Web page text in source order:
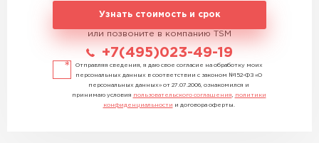
Узнать стоимость и срок
или позвоните в компанию TSM
+7(495)023-49-19
Отправляя сведения, я даю свое согласие на обработку моих
персональных данных в соответствии с законом №152-ФЗ «О
персональных данных» от 27.07.2006, ознакомился и
принимаю условия пользовательского соглашения
политики
конфиденциальности и договора оферты.